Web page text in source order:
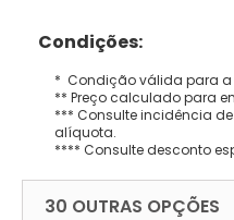
Condições:
* Condição válida para
** Preço calculado para
*** Consulte incidência
alíquota.
**** Consulte desconto
30 OUTRAS OPÇÕES